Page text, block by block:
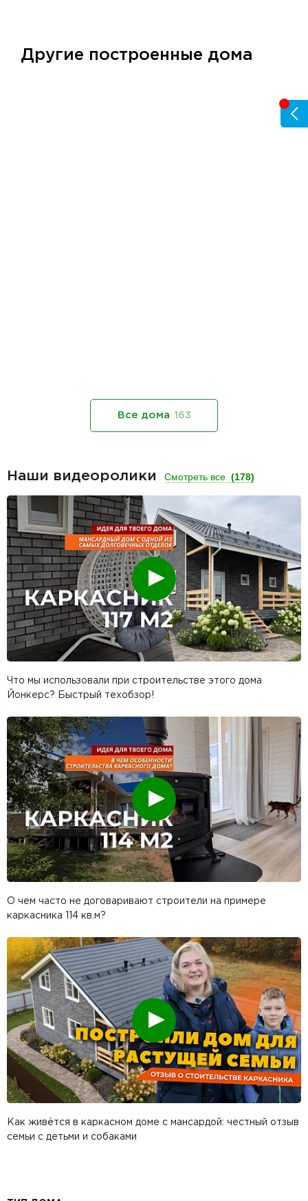
Другие построенные дома
Все дома 163
Наши видеоролики Смотреть все (178)
Смотреть
Что мы использовали при строительстве этого дома
Йонкерс? Быстрый техобзор!
Смотреть
О чем часто не договаривают строители на примере
каркасника 114 кв.м?
Смотреть
Как живётся в каркасном доме с мансардой: честный отзыв
семьи с детьми и собаками